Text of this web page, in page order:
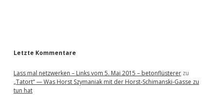
Letzte Kommentare
Lass mal netzwerken – Links vom 5. Mai 2015 – betonflüsterer zu
„Tatort“ — Was Horst Szymaniak mit der Horst-Schimanski-Gasse zu
tun hat